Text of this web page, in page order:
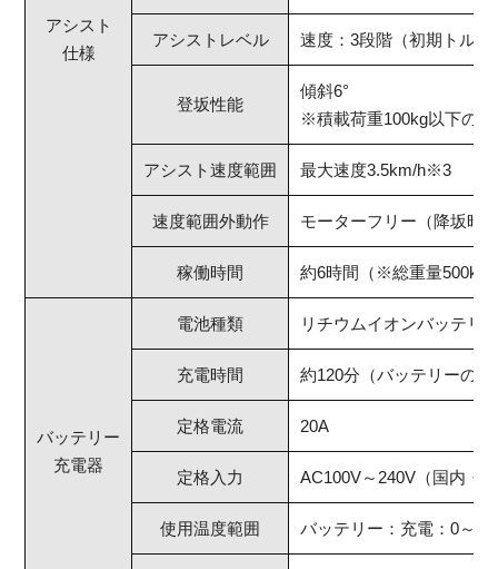
アシスト
仕様
アシストレベル 速度：3段階（初期トルク
登坂性能
傾斜6°
※積載荷重100kg以下の場
アシスト速度範囲 最大速度3.5km/h※3
速度範囲外動作 モーターフリー（降坂時
稼働時間 約6時間（※総重量500kg
バッテリー
充電器
電池種類 リチウムイオンバッテリ
充電時間 約120分（バッテリーの
定格電流 20A
定格入力 AC100V～240V（国内・
使用温度範囲 バッテリー：充電：0～